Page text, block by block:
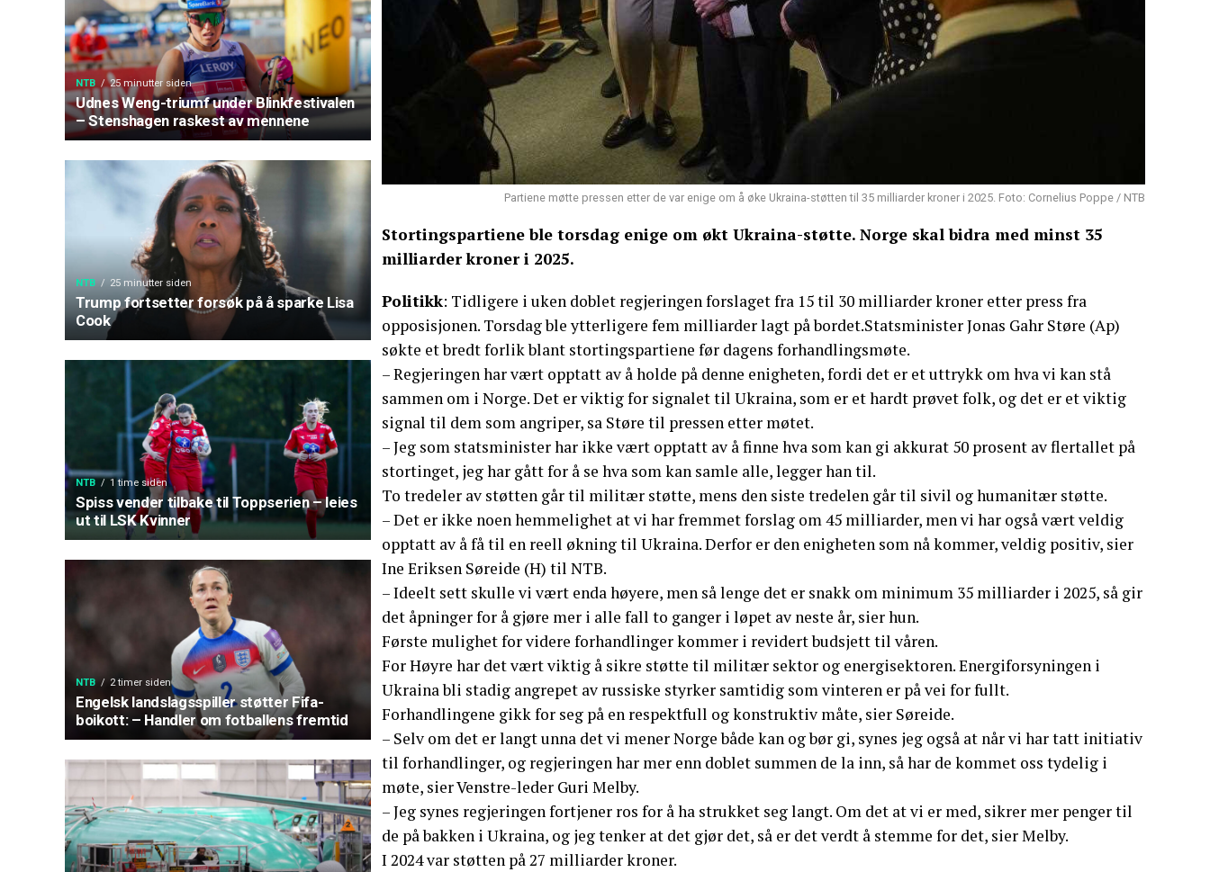
NTB 25 minutter siden
Udnes Weng-triumf under Blinkfestivalen
– Stenshagen raskest av mennene
NTB 25 minutter siden
Trump fortsetter forsøk på å sparke Lisa
Cook
NTB 1 time siden
Spiss vender tilbake til Toppserien – leies
ut til LSK Kvinner
NTB 2 timer siden
Engelsk landslagsspiller støtter Fifa-
boikott: – Handler om fotballens fremtid
Partiene møtte pressen etter de var enige om å øke Ukraina-støtten til 35 milliarder kroner i 2025. Foto: Cornelius Poppe / NTB
Stortingspartiene ble torsdag enige om økt Ukraina-støtte. Norge skal bidra med minst 35
milliarder kroner i 2025.
Politikk: Tidligere i uken doblet regjeringen forslaget fra 15 til 30 milliarder kroner etter press fra
opposisjonen. Torsdag ble ytterligere fem milliarder lagt på bordet.Statsminister Jonas Gahr Støre (Ap)
søkte et bredt forlik blant stortingspartiene før dagens forhandlingsmøte.
– Regjeringen har vært opptatt av å holde på denne enigheten, fordi det er et uttrykk om hva vi kan stå
sammen om i Norge. Det er viktig for signalet til Ukraina, som er et hardt prøvet folk, og det er et viktig
signal til dem som angriper, sa Støre til pressen etter møtet.
– Jeg som statsminister har ikke vært opptatt av å finne hva som kan gi akkurat 50 prosent av flertallet på
stortinget, jeg har gått for å se hva som kan samle alle, legger han til.
To tredeler av støtten går til militær støtte, mens den siste tredelen går til sivil og humanitær støtte.
– Det er ikke noen hemmelighet at vi har fremmet forslag om 45 milliarder, men vi har også vært veldig
opptatt av å få til en reell økning til Ukraina. Derfor er den enigheten som nå kommer, veldig positiv, sier
Ine Eriksen Søreide (H) til NTB.
– Ideelt sett skulle vi vært enda høyere, men så lenge det er snakk om minimum 35 milliarder i 2025, så gir
det åpninger for å gjøre mer i alle fall to ganger i løpet av neste år, sier hun.
Første mulighet for videre forhandlinger kommer i revidert budsjett til våren.
For Høyre har det vært viktig å sikre støtte til militær sektor og energisektoren. Energiforsyningen i
Ukraina bli stadig angrepet av russiske styrker samtidig som vinteren er på vei for fullt.
Forhandlingene gikk for seg på en respektfull og konstruktiv måte, sier Søreide.
– Selv om det er langt unna det vi mener Norge både kan og bør gi, synes jeg også at når vi har tatt initiativ
til forhandlinger, og regjeringen har mer enn doblet summen de la inn, så har de kommet oss tydelig i
møte, sier Venstre-leder Guri Melby.
– Jeg synes regjeringen fortjener ros for å ha strukket seg langt. Om det at vi er med, sikrer mer penger til
de på bakken i Ukraina, og jeg tenker at det gjør det, så er det verdt å stemme for det, sier Melby.
I 2024 var støtten på 27 milliarder kroner.